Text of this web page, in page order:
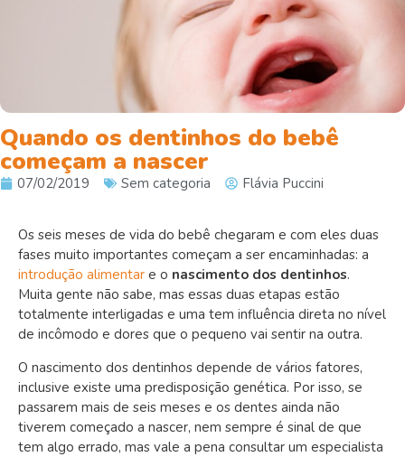
Quando os dentinhos do bebê
começam a nascer
07/02/2019 Sem categoria Flávia Puccini
Os seis meses de vida do bebê chegaram e com eles duas
fases muito importantes começam a ser encaminhadas: a
introdução alimentar e o nascimento dos dentinhos.
Muita gente não sabe, mas essas duas etapas estão
totalmente interligadas e uma tem influência direta no nível
de incômodo e dores que o pequeno vai sentir na outra.
O nascimento dos dentinhos depende de vários fatores,
inclusive existe uma predisposição genética. Por isso, se
passarem mais de seis meses e os dentes ainda não
tiverem começado a nascer, nem sempre é sinal de que
tem algo errado, mas vale a pena consultar um especialista